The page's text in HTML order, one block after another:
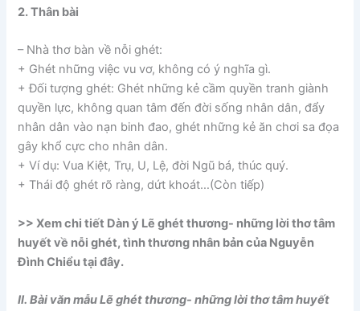
2. Thân bài
– Nhà thơ bàn về nỗi ghét:
+ Ghét những việc vu vơ, không có ý nghĩa gì.
+ Đối tượng ghét: Ghét những kẻ cầm quyền tranh giành
quyền lực, không quan tâm đến đời sống nhân dân, đẩy
nhân dân vào nạn binh đao, ghét những kẻ ăn chơi sa đọa
gây khổ cực cho nhân dân.
+ Ví dụ: Vua Kiệt, Trụ, U, Lệ, đời Ngũ bá, thúc quý.
+ Thái độ ghét rõ ràng, dứt khoát…(Còn tiếp)
>> Xem chi tiết Dàn ý Lẽ ghét thương- những lời thơ tâm
huyết về nỗi ghét, tình thương nhân bản của Nguyễn
Đình Chiểu tại đây.
II. Bài văn mẫu Lẽ ghét thương- những lời thơ tâm huyết